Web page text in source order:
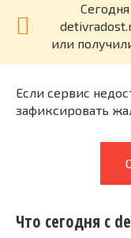
или
Если сервис
зафиксировать
Что сегодня с